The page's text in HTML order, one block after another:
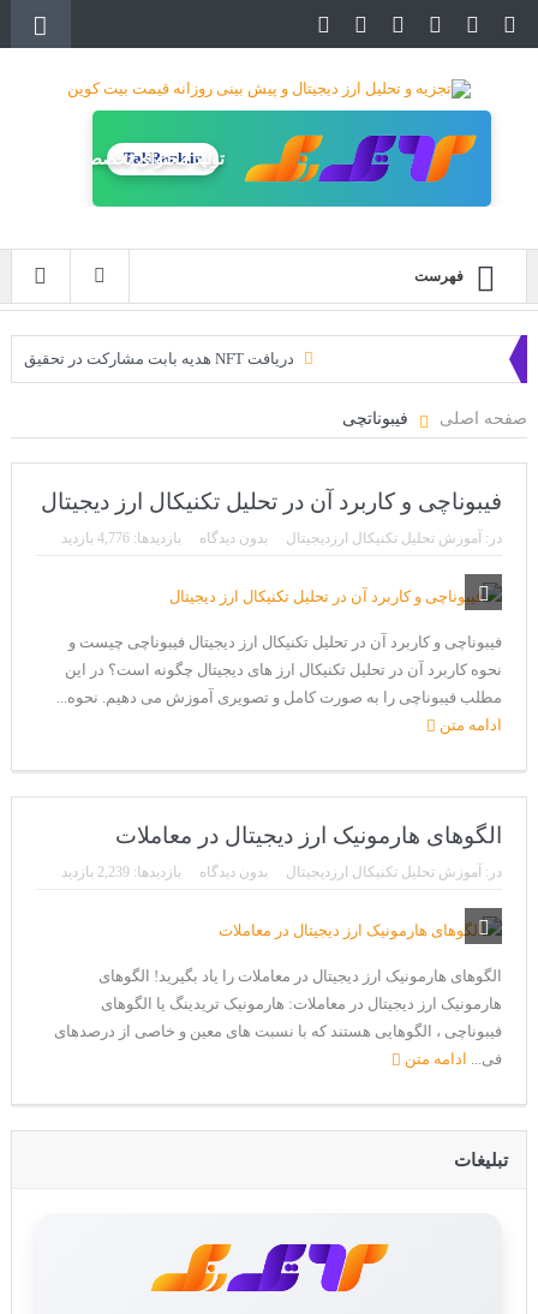
تولید محتوای تخصصی
TakRank.ir
فهرست
دریافت NFT هدیه بابت مشارکت در تحقیق
سه ایردراپ عالی برای این ماه
CoinEx سریع ترین برند درحال رشد در خدمات مالی!
تحریم ایران توسط استخر پولین!
بیت کوین به امید ETF به 60،000 دلار رسید!
ورود 254 نهنگ جدید به بازار بیت کوین
ایردراپ کریپتوتانک – CryptoTanks Airdrop
صفحه اصلی فیبوناتچی
فیبوناچی و کاربرد آن در تحلیل تکنیکال ارز دیجیتال
در: آموزش تحلیل تکنیکال ارزدیجیتال بدون دیدگاه بازدیدها: 4,776 بازدید
فیبوناچی و کاربرد آن در تحلیل تکنیکال ارز دیجیتال فیبوناچی چیست و
نحوه کاربرد آن در تحلیل تکنیکال ارز های دیجیتال چگونه است؟ در این
مطلب فیبوناچی را به صورت کامل و تصویری آموزش می دهیم. نحوه...
ادامه متن
الگوهای هارمونیک ارز دیجیتال در معاملات
در: آموزش تحلیل تکنیکال ارزدیجیتال بدون دیدگاه بازدیدها: 2,239 بازدید
الگوهای هارمونیک ارز دیجیتال در معاملات را یاد بگیرید! الگوهای
هارمونیک ارز دیجیتال در معاملات: هارمونیک تریدینگ یا الگوهای
فیبوناچی ، الگوهایی هستند که با نسبت های معین و خاصی از درصدهای
فی...
ادامه متن
تبلیغات